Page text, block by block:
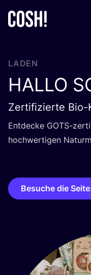
LADEN
HALLO
Zertifizierte Bio-
Ent­de­cke GOTS-
hoch­wer­ti­gen
Besuche die Seite